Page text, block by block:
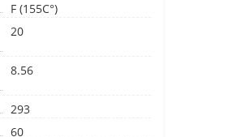
F (155C°)
20
8.56
293
60